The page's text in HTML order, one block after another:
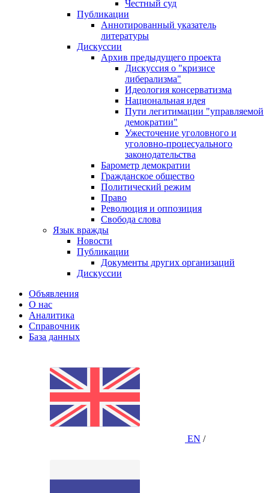
Честный суд
Публикации
Аннотированный указатель
литературы
Дискуссии
Архив предыдущего проекта
Дискуссия о "кризисе
либерализма"
Идеология консерватизма
Национальная идея
Пути легитимации "управляемой
демократии"
Ужесточение уголовного и
уголовно-процесуального
законодательства
Барометр демократии
Гражданское общество
Политический режим
Право
Революция и оппозиция
Свобода слова
Язык вражды
Новости
Публикации
Документы других организаций
Дискуссии
Объявления
О нас
Аналитика
Справочник
База данных
EN /